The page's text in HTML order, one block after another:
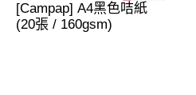
[Campap] A4黑色咭紙
(20張 / 160gsm)